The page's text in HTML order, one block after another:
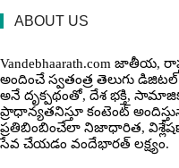
ABOUT US
Vandebhaarath.com జాతీయ,
అందించే స్వతంత్ర తెలుగు
అనే దృక్పథంతో, దేశ భక్తి,
ప్రాధాన్యతనిస్తూ కంటెంట్
ప్రతిబింబించేలా నిజాధారిత,
సేవ చేయడం వందేభార‌త్ ల‌క్ష్యం.